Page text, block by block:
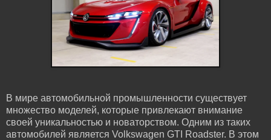
В мире автомобильной промышленности существует
множество моделей, которые привлекают внимание
своей уникальностью и новаторством. Одним из таких
автомобилей является Volkswagen GTI Roadster. В этом